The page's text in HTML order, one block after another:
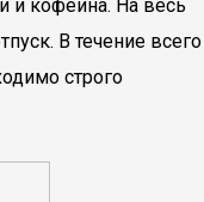
и кофеина. На весь
В течение всего
строго